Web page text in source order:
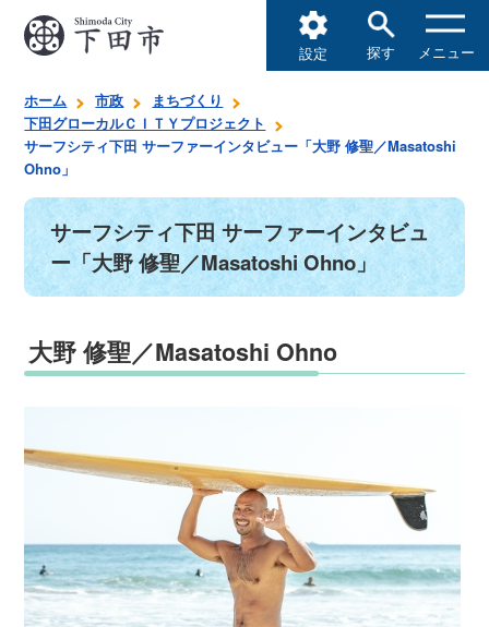
設定 探す メニュー
ホーム 市政
まちづくり
下田グローカルＣＩＴＹプロジェクト
サーフシティ下田 サーファーインタビュー「大野 修聖／Masatoshi
Ohno」
サーフシティ下田 サーファーインタビュ
ー「大野 修聖／Masatoshi Ohno」
大野 修聖／Masatoshi Ohno